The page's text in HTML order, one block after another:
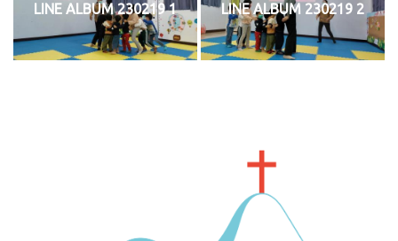
LINE ALBUM 230219 1 LINE ALBUM 230219 2